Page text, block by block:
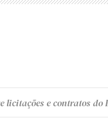
licitações e contratos do